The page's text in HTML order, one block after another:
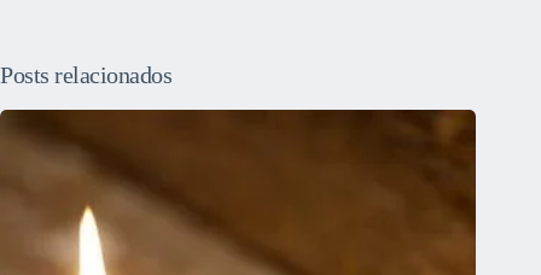
Posts relacionados